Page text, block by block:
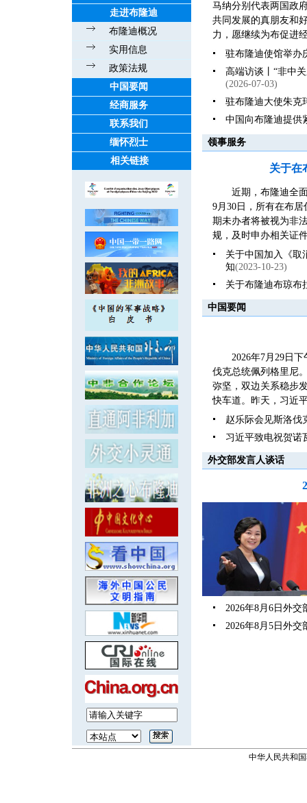
走进布隆迪
布隆迪概况
实用信息
政策法规
中国要闻
经商服务
联系我们
缅怀烈士
相关链接
马纳分别代表两国政
共同发展的真朋友和
力，愿继续为布促进
驻布隆迪使馆举办
高端访谈丨“非中
(2026-07-03)
驻布隆迪大使朱克
中国向布隆迪提供
领事服务
关于在
近期，布隆迪全
9月30日，所有在布
期未办者将被视为非
规，及时申办相关证
关于中国加入《取
知(2023-10-23)
关于布隆迪布琼布
中国要闻
2026年7月29日
伐克总统佩列格里尼
弥坚，双边关系稳步
快车道。昨天，习近
赵乐际会见斯洛伐
习近平致电祝贺诺
外交部发言人谈话
2026年8月6日外
2026年8月5日外
中华人民共和